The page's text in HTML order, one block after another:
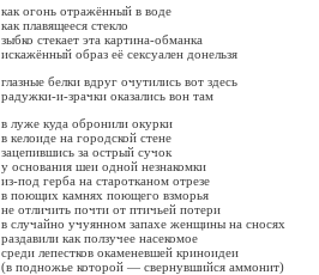
как огонь отражённый в воде
как плавящееся стекло
зыбко стекает эта картина-обманка
искажённый образ её сексуален донельзя
глазные белки вдруг очутились вот здесь
радужки-и-зрачки оказались вон там
в луже куда обронили окурки
в келоиде на городской стене
зацепившись за острый сучок
у основания шеи одной незнакомки
из-под герба на старотканом отрезе
в поющих камнях поющего взморья
не отличить почти от птичьей потери
в случайно учуянном запахе женщины на сносях
раздавили как ползучее насекомое
среди лепестков окаменевшей криноидеи
(в подножье которой — свернувшийся аммонит)